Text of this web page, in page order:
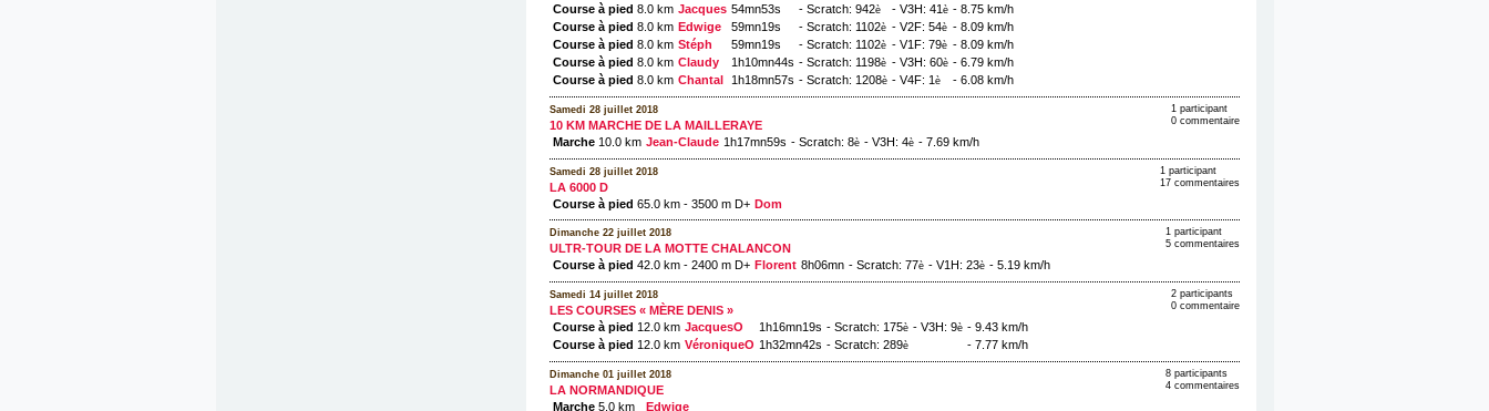
Course à pied 8.0 km Jacques 54mn53s - Scratch: 942è - V3H: 41è - 8.75 km/h
Course à pied 8.0 km Edwige 59mn19s - Scratch: 1102è - V2F: 54è - 8.09 km/h
Course à pied 8.0 km Stéph 59mn19s - Scratch: 1102è - V1F: 79è - 8.09 km/h
Course à pied 8.0 km Claudy 1h10mn44s - Scratch: 1198è - V3H: 60è - 6.79 km/h
Course à pied 8.0 km Chantal 1h18mn57s - Scratch: 1208è - V4F: 1è - 6.08 km/h
Samedi 28 juillet 2018
10 KM MARCHE DE LA MAILLERAYE
1 participant
0 commentaire
Marche10.0 km Jean-Claude 1h17mn59s - Scratch: 8è - V3H: 4è - 7.69 km/h
Samedi 28 juillet 2018
LA 6000 D
1 participant
17 commentaires
Course à pied 65.0 km - 3500 m D+ Dom
Dimanche 22 juillet 2018
ULTR-TOUR DE LA MOTTE CHALANCON
1 participant
5 commentaires
Course à pied 42.0 km - 2400 m D+ Florent 8h06mn - Scratch: 77è - V1H: 23è - 5.19 km/h
Samedi 14 juillet 2018
LES COURSES « MÈRE DENIS »
2 participants
0 commentaire
Course à pied 12.0 km JacquesO 1h16mn19s - Scratch: 175è - V3H: 9è - 9.43 km/h
Course à pied 12.0 km VéroniqueO 1h32mn42s - Scratch: 289è - 7.77 km/h
Dimanche 01 juillet 2018
LA NORMANDIQUE
8 participants
4 commentaires
Marche5.0 km Edwige